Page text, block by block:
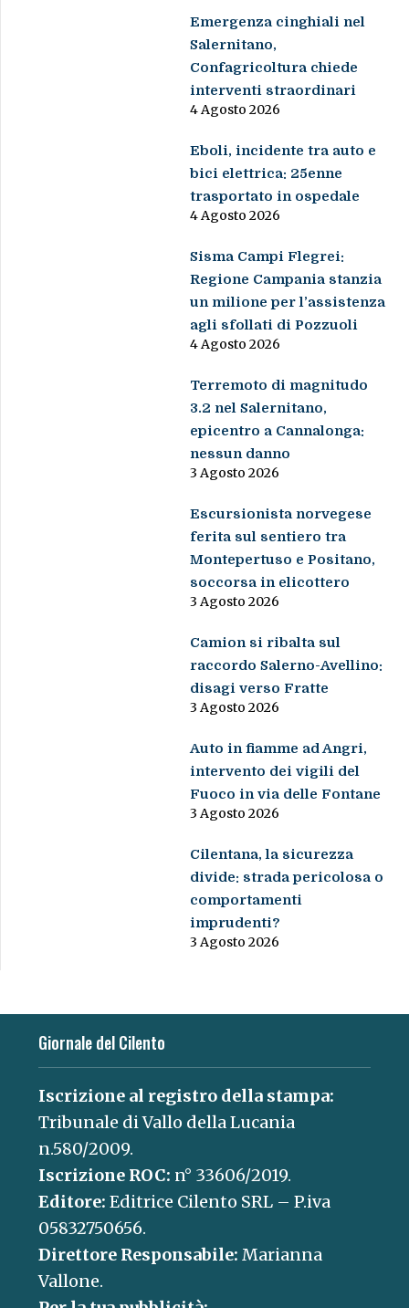
Emergenza cinghiali nel
Salernitano,
Confagricoltura chiede
interventi straordinari
4 Agosto 2026
Eboli, incidente tra auto e
bici elettrica: 25enne
trasportato in ospedale
4 Agosto 2026
Sisma Campi Flegrei:
Regione Campania stanzia
un milione per l’assistenza
agli sfollati di Pozzuoli
4 Agosto 2026
Terremoto di magnitudo
3.2 nel Salernitano,
epicentro a Cannalonga:
nessun danno
3 Agosto 2026
Escursionista norvegese
ferita sul sentiero tra
Montepertuso e Positano,
soccorsa in elicottero
3 Agosto 2026
Camion si ribalta sul
raccordo Salerno-Avellino:
disagi verso Fratte
3 Agosto 2026
Auto in fiamme ad Angri,
intervento dei vigili del
Fuoco in via delle Fontane
3 Agosto 2026
Cilentana, la sicurezza
divide: strada pericolosa o
comportamenti
imprudenti?
3 Agosto 2026
Giornale del Cilento
Iscrizione al registro della stampa:
Tribunale di Vallo della Lucania
n.580/2009.
Iscrizione ROC: n° 33606/2019.
Editore: Editrice Cilento SRL – P.iva
05832750656.
Direttore Responsabile: Marianna
Vallone.